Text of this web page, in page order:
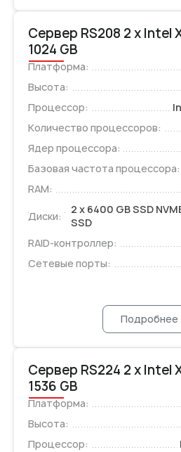
Сервер RS208 2 x Intel
1024 GB
Платформа:
Высота:
Процессор:
Количество процессоров:
Ядер процессора:
Базовая частота процессора:
RAM:
Диски:
2 x 6400 GB SSD
SSD
RAID-контроллер:
Сетевые порты:
Подробнее
Сервер RS224 2 x Intel
1536 GB
Платформа:
Высота:
Процессор: